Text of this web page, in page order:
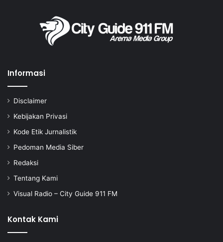
Informasi
Disclaimer
Kebijakan Privasi
Kode Etik Jurnalistik
Pedoman Media Siber
Redaksi
Tentang Kami
Visual Radio – City Guide 911 FM
Kontak Kami